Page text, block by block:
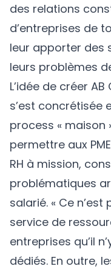
des relations
d’entreprises de
leur apporter des
leurs problèmes
L’idée de créer
s’est concrétisée
process « maison
permettre aux
RH à mission,
problématiques
salarié. « Ce n’est
service de
entreprises qu’il
dédiés. En outre,